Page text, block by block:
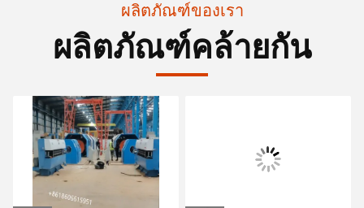
ผลิตภัณฑ์ของเรา
ผลิตภัณฑ์คล้ายกัน